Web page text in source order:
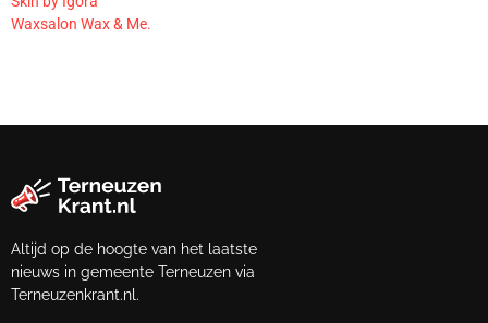
Waxsalon Wax & Me.
Altijd op de hoogte van het laatste
nieuws in gemeente Terneuzen via
Terneuzenkrant.nl.